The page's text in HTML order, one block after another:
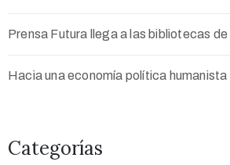
Prensa Futura llega a las bibliotecas
Hacia una economía política humanista
Categorías